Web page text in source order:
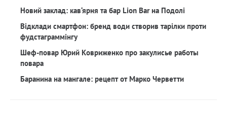
Новий заклад: кав‘ярня та бар Lion Bar на Подолі
Відклади смартфон: бренд води створив тарілки проти
фудстаграммінгу
Шеф-повар Юрий Ковриженко про закулисье работы
повара
Баранина на мангале: рецепт от Марко Черветти